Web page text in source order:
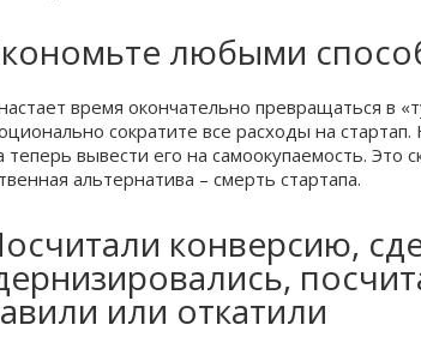
любыми
время окончательно превращаться в
сократите все расходы на
теперь вывести его на самоокупаемость. Это
альтернатива – смерть стартапа.
конверсию,
или откатили